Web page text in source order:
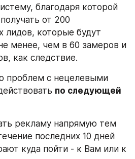
благодаря которой
от 200
лидов, которые будут
менее, чем в 60 замеров и
как следствие.
проблем с нецелевыми
по следующей
рекламу напрямую тем
последних 10 дней
куда пойти - к Вам или к